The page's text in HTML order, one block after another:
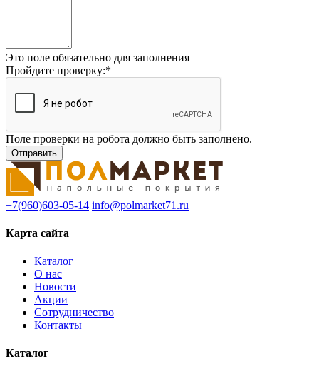
Это поле обязательно для заполнения
Пройдите проверку:*
Поле проверки на робота должно быть заполнено.
+7(960)603-05-14 info@polmarket71.ru
Карта сайта
Каталог
О нас
Новости
Акции
Сотрудничество
Контакты
Каталог